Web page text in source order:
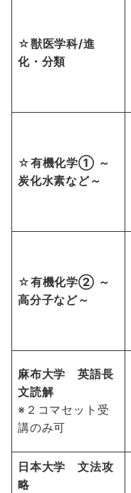
☆獣医学科/進
化・分類
☆有機化学① ～
炭化水素など～
☆有機化学② ～
高分子など～
麻布大学 英語長
文読解
※２コマセット受
講のみ可
日本大学 文法攻
略